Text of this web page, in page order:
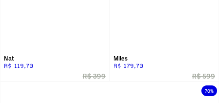
Nat
R$ 119,70
R$ 399
70%
Miles
R$ 179,70
R$ 599